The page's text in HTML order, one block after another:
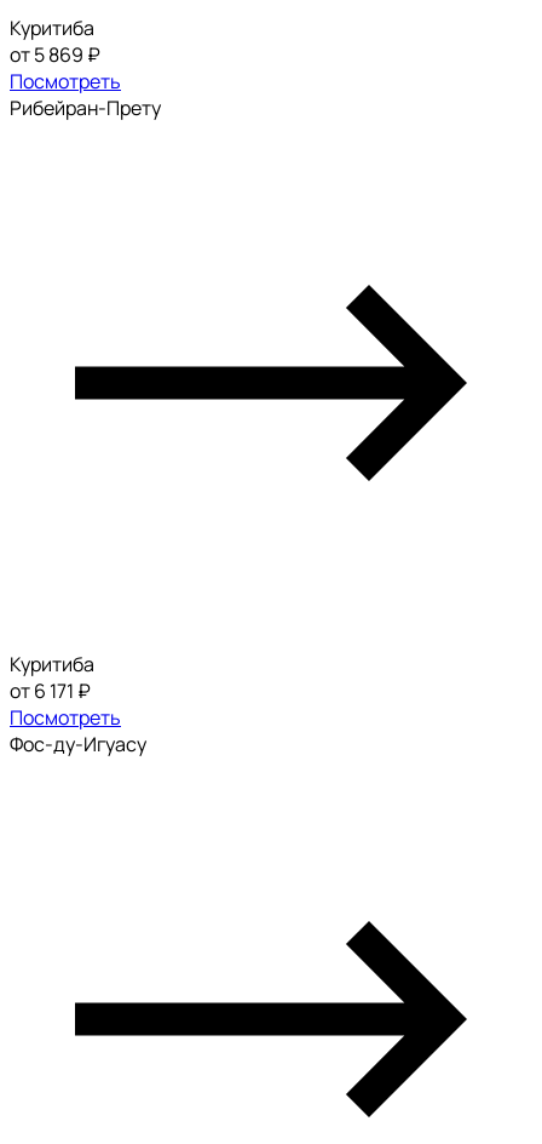
Куритиба
от 5 869 ₽
Посмотреть
Рибейран-Прету
Куритиба
от 6 171 ₽
Посмотреть
Фос-ду-Игуасу